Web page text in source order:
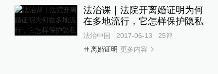
法治课｜法院开离婚证明为何
在多地流行，它怎样保护隐私
法治中国 2017-06-13 25评
离婚证明 更多内容